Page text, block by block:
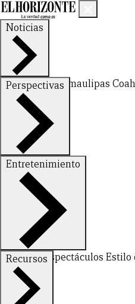
Noticias
Nuevo LeónTamaulipas
Perspectivas
FinanzasOpinión
Entretenimiento
DeportesEspectáculos Estilo
Recursos